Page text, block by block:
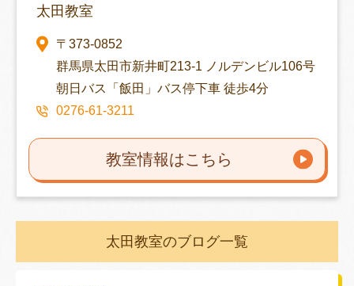
太田教室
〒373-0852
群馬県太田市新井町213-1 ノルデンビル106号
朝日バス「飯田」バス停下車 徒歩4分
0276-61-3211
教室情報はこちら
太田教室のブログ一覧